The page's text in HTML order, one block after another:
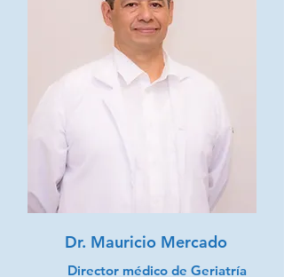
Dr. Mauricio Mercado
Director médico de Geriatría